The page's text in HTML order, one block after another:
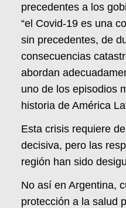
precedentes a los
“el Covid-19 es una
sin precedentes, de
consecuencias
abordan
uno de los episodios
historia de América
Esta crisis requiere
decisiva, pero las
región han sido
No así en Argentina,
protección a la salud